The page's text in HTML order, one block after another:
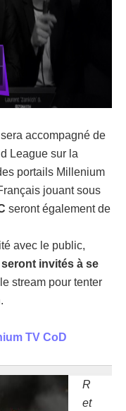
sera accompagné de
League sur la
portails Millenium
jouant sous
seront également de
avec le public,
seront invités à se
stream pour tenter
TV CoD
R
et